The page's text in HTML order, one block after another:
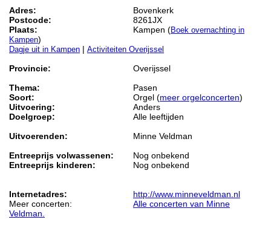
Adres:
Bovenkerk
Postcode:
8261JX
Plaats:
Kampen (Boek overnachting in
Kampen)
Dagje uit in Kampen | Activiteiten Overijssel
Provincie:
Overijssel
Thema:
Pasen
Soort:
Orgel (meer orgelconcerten)
Uitvoering:
Anders
Doelgroep:
Alle leeftijden
Uitvoerenden:
Minne Veldman
Entreeprijs volwassenen:
Nog onbekend
Entreeprijs kinderen:
Nog onbekend
Internetadres:
http://www.minneveldman.nl
Meer concerten:
Alle concerten van Minne
Veldman.